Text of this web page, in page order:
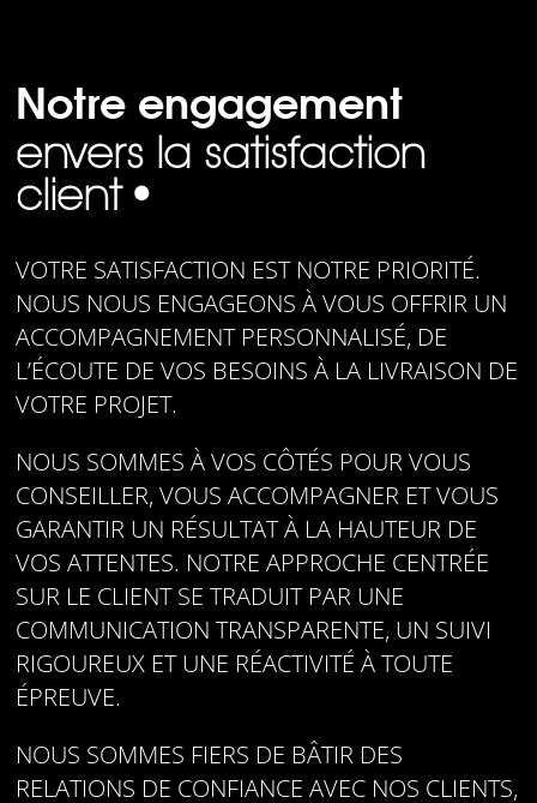
Notre engagement
envers la satisfaction
client •
VOTRE SATISFACTION EST NOTRE PRIORITÉ.
NOUS NOUS ENGAGEONS À VOUS OFFRIR UN
ACCOMPAGNEMENT PERSONNALISÉ, DE
L’ÉCOUTE DE VOS BESOINS À LA LIVRAISON DE
VOTRE PROJET.
NOUS SOMMES À VOS CÔTÉS POUR VOUS
CONSEILLER, VOUS ACCOMPAGNER ET VOUS
GARANTIR UN RÉSULTAT À LA HAUTEUR DE
VOS ATTENTES. NOTRE APPROCHE CENTRÉE
SUR LE CLIENT SE TRADUIT PAR UNE
COMMUNICATION TRANSPARENTE, UN SUIVI
RIGOUREUX ET UNE RÉACTIVITÉ À TOUTE
ÉPREUVE.
NOUS SOMMES FIERS DE BÂTIR DES
RELATIONS DE CONFIANCE AVEC NOS CLIENTS,